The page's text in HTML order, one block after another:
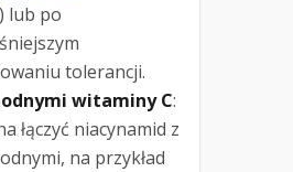
lub po
tolerancji.
witaminy C:
łączyć niacynamid z
na przykład